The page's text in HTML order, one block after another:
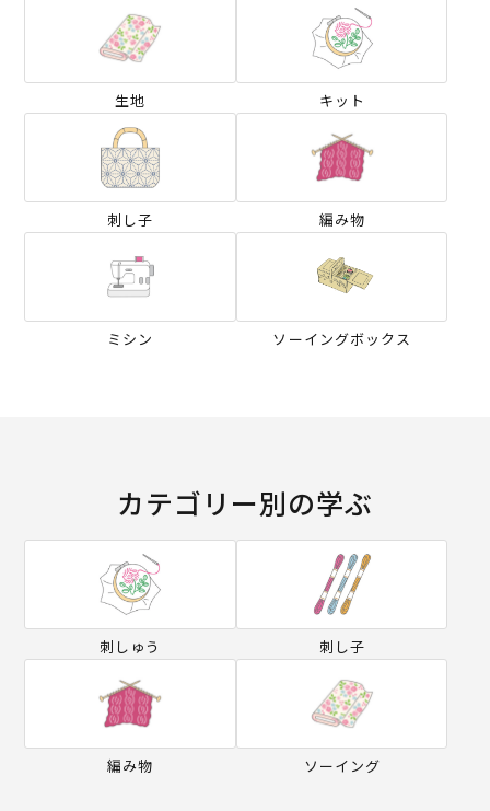
生地 キット
刺し子 編み物
ミシン ソーイングボックス
カテゴリー別の学ぶ
刺しゅう 刺し子
編み物 ソーイング